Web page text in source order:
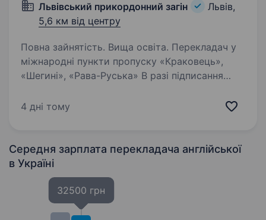
Львівський прикордонний загін
Львів,
5,6 км від центру
Повна зайнятість. Вища освіта. Перекладач у
міжнародні пункти пропуску «Краковець»,
«Шегині», «Рава-Руська» В разі підписання
відстрочка від мобілізації Місце служби: м.
4 дні тому
Середня зарплата перекладача англійської
в Україні
32500 грн